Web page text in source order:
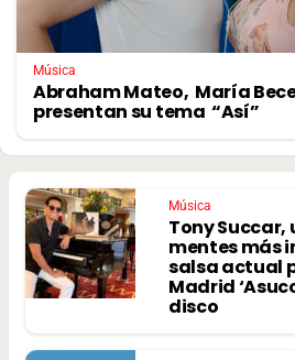
Música
Abraham Mateo, María
presentan su tema “Así”
Música
Tony Succar,
mentes más
salsa actual
Madrid
disco